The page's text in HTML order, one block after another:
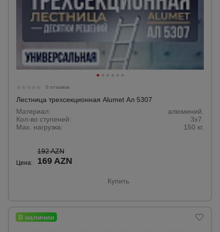
0 отзывов
Лестница трехсекционная Alumet Ал 5307
Материал:
алюминий.
Кол-во ступеней:
3х7.
Max. нагрузка:
150 кг.
Цена:
192 AZN
169 AZN
Купить